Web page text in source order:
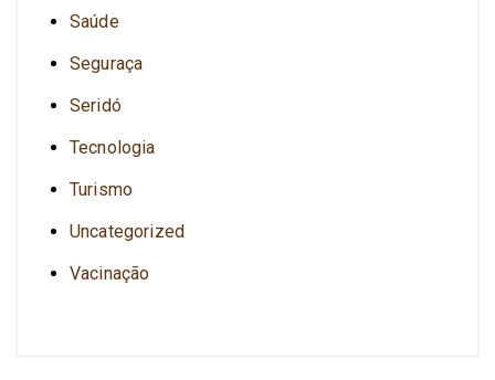
Saúde
Seguraça
Seridó
Tecnologia
Turismo
Uncategorized
Vacinação